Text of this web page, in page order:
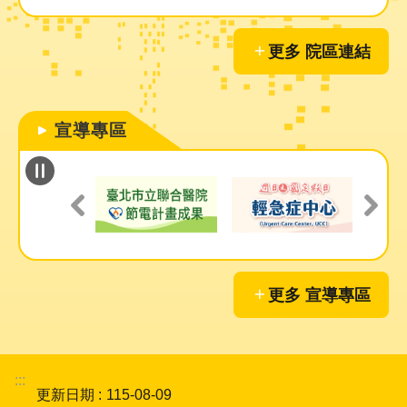
更多 院區連結
宣導專區
更多 宣導專區
:::
更新日期
115-08-09